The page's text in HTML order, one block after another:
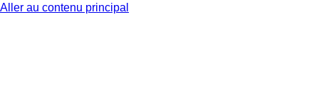
Aller au contenu principal